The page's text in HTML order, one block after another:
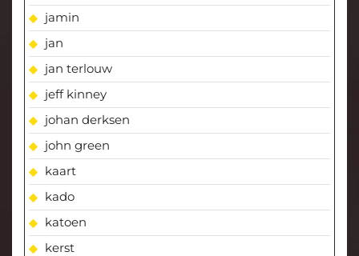
jamin
jan
jan terlouw
jeff kinney
johan derksen
john green
kaart
kado
katoen
kerst